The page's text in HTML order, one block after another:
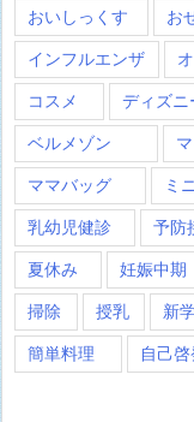
おいしっくす お
インフルエンザ
コスメ ディズニ
ベルメゾン
ママバッグ ミ
乳幼児健診 予防
夏休み 妊娠中期
掃除 授乳 新
簡単料理 自己啓